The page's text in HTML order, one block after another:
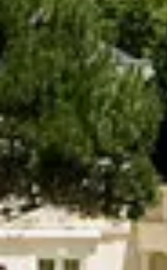
Cantine da visitare e
Cantine da visitare e
Cantine da visitare e
Cantine da visitare e
Champagne Canard-Duchêne
Champagne Lanson
Champagne Mercier
Champagne Moët & Chandon
Champagne Mumm
Champagne Vranken-Pommery
Villa Demoiselle
Champagne Ruinart